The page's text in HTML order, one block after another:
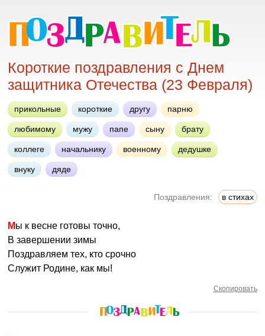
Короткие поздравления с Днем
защитника Отечества (23 Февраля)
прикольные короткие другу парню
любимому мужу папе сыну брату
коллеге начальнику военному дедушке
внуку дяде
Поздравления: в стихах
Мы к весне готовы точно,
В завершении зимы
Поздравляем тех, кто срочно
Служит Родине, как мы!
Скопировать